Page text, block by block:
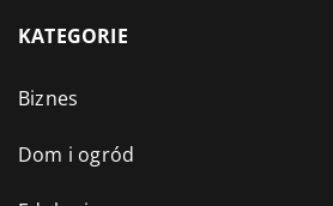
KATEGORIE
Biznes
Dom i ogród